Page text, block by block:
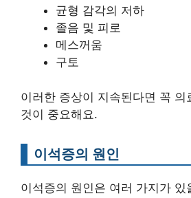
균형 감각의 저하
졸음 및 피로
메스꺼움
구토
이러한 증상이 지속된다면 꼭 의
것이 중요해요.
이석증의 원인
이석증의 원인은 여러 가지가